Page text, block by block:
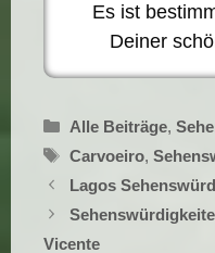
Es ist
Deiner
Kategorien
Alle Beiträge,
Schlagwörter
Carvoeiro,
Lagos
Vicente